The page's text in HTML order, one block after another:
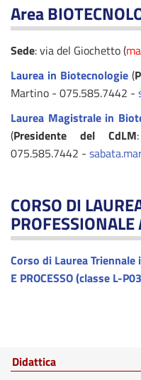
Area
Sede: via del Giochetto (
Laurea in Biotecnologie(
Martino - 075.585.7442 -
Laurea Magistrale in
(Presidente del CdLM
075.585.7442 -
CORSO DI
Corso di Laurea Triennale
E PROCESSO (classe L-
Didattica